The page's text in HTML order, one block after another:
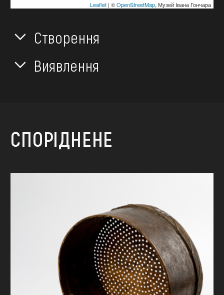
Leaflet| ©OpenStreetMap, Музей Івана Гончара
Створення
Виявлення
СПОРІДНЕНЕ